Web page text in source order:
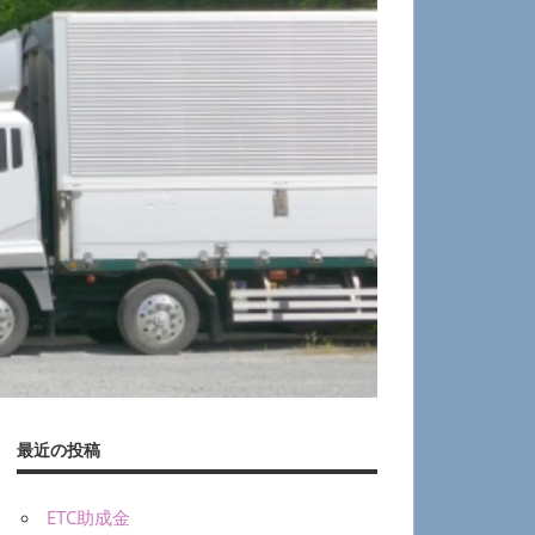
最近の投稿
ETC助成金